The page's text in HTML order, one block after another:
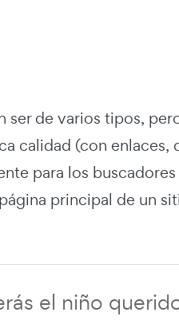
ser de varios tipos,
calidad (con enlaces,
para los
principal de un
el niño